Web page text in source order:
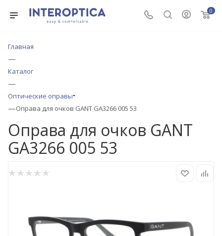
0
Главная
—
Каталог
—
Оптические оправы
—Оправа для очков GANT GA3266 005 53
Оправа для очков GANT
GA3266 005 53